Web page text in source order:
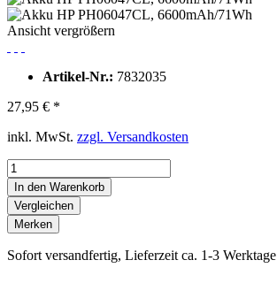
Ansicht vergrößern
Artikel-Nr.: 7832035
27,95 € *
inkl. MwSt. zzgl. Versandkosten
In den Warenkorb
Vergleichen
Merken
Sofort versandfertig, Lieferzeit ca. 1-3 Werktage